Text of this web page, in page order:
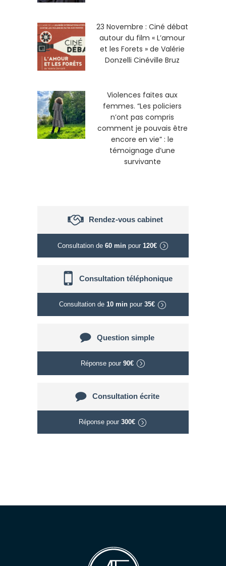
23 Novembre : Ciné débat
autour du film « L’amour
et les Forets » de Valérie
Donzelli Cinéville Bruz
Violences faites aux
femmes. “Les policiers
n’ont pas compris
comment je pouvais être
encore en vie” : le
témoignage d’une
survivante
Rendez-vous cabinet
Consultation de 60 minpour 120€
Consultation téléphonique
Consultation de 10 min pour 35€
Question simple
Réponse pour 90€
Consultation écrite
Réponse pour 300€